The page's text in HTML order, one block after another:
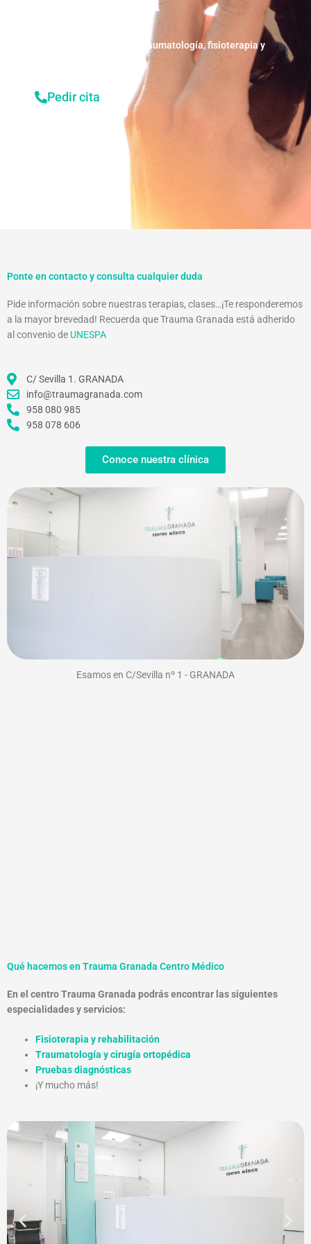
Centro médico en Granada de traumatología, fisioterapia y
Pedir cita
Ponte en contacto y consulta cualquier duda
Pide información sobre nuestras terapias, clases…¡Te responderemos
a la mayor brevedad! Recuerda que Trauma Granada está adherido
al convenio de UNESPA
C/ Sevilla 1. GRANADA
info@traumagranada.com
958 080 985
958 078 606
Conoce nuestra clínica
Esamos en C/Sevilla nº 1 - GRANADA
Qué hacemos en Trauma Granada Centro Médico
En el centro Trauma Granada podrás encontrar las siguientes
especialidades y servicios:
Fisioterapia y rehabilitación
Traumatología y cirugía ortopédica
Pruebas diagnósticas
¡Y mucho más!